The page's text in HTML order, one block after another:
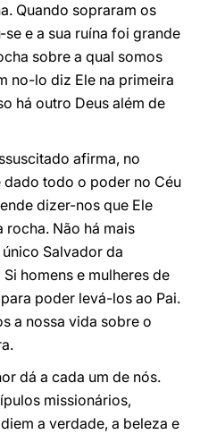
Quando sopraram os
e a sua ruína foi grande
sobre a qual somos
no-lo diz Ele na primeira
há outro Deus além de
afirma, no
todo o poder no Céu
dizer-nos que Ele
rocha. Não há mais
único Salvador da
homens e mulheres de
poder levá-los ao Pai.
a nossa vida sobre o
dá a cada um de nós.
missionários,
a verdade, a beleza e